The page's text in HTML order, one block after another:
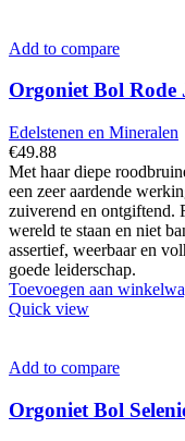
Add to compare
Orgoniet Bol Rode
Edelstenen en Mineralen
€49.88
Met haar diepe
een zeer aardende
zuiverend en ontgiftend.
wereld te staan en niet
assertief, weerbaar en
goede leiderschap.
Toevoegen aan
Quick view
Add to compare
Orgoniet Bol